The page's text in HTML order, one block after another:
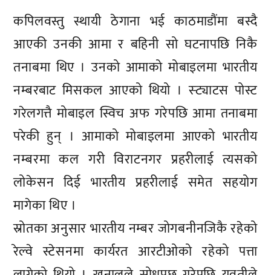
कपिलवस्तु स्थायी ठेगाना भई काठमाडौंमा बस्दै
आएकी उनकी आमा र बहिनी सो घटनापछि निकै
तनाबमा थिए । उनको आमाको मोबाइलमा भारतीय
नम्बरबाट मिसकल आएको थियो । स्ट्याटस पोस्ट
गरेलगत्तै मोबाइल स्विच अफ गरेपछि आमा तनाबमा
परेकी हुन् । आमाको मोबाइलमा आएको भारतीय
नम्बरमा कल गरी विराटनगर प्रहरीलाई त्यसको
लोकेसन दिई भारतीय प्रहरीलाई समेत सहयोग
मागेका थिए ।
स्रोतका अनुसार भारतीय नम्बर जोगबनीनजिकै रहेको
रेल्वे स्टेसनमा कार्यरत आरटीओको रहेको पत्ता